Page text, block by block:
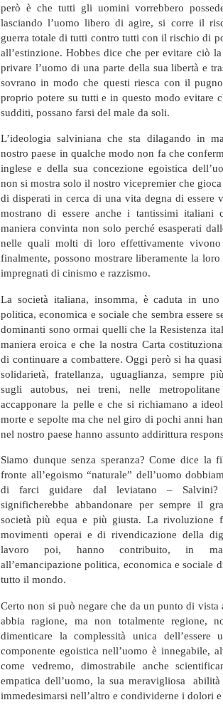
però è che tutti gli uomini vorrebbero
lasciando l’uomo libero di agire, si corre il
guerra totale di tutti contro tutti con il rischio di
all’estinzione. Hobbes dice che per evitare ciò
privare l’uomo di una parte della sua libertà e
sovrano in modo che questi riesca con il
proprio potere su tutti e in questo modo evitare
sudditi, possano farsi del male da soli.
L’ideologia salviniana che sta dilagando in
nostro paese in qualche modo non fa che
inglese e della sua concezione egoistica
non si mostra solo il nostro vicepremier che
di disperati in cerca di una vita degna di essere
mostrano di essere anche i tantissimi italiani
maniera convinta non solo perché esasperati
nelle quali molti di loro effettivamente vivono
finalmente, possono mostrare liberamente la
impregnati di cinismo e razzismo.
La società italiana, insomma, è caduta in uno
politica, economica e sociale che sembra essere
dominanti sono ormai quelli che la Resistenza
maniera eroica e che la nostra Carta
di continuare a combattere. Oggi però si ha
solidarietà, fratellanza, uguaglianza, sempre
sugli autobus, nei treni, nelle
accapponare la pelle e che si richiamano a
morte e sepolte ma che nel giro di pochi anni
nel nostro paese hanno assunto addirittura
Siamo dunque senza speranza? Come dice la
fronte all’egoismo “naturale” dell’uomo
di farci guidare dal leviatano – Salvini?
significherebbe abbandonare per sempre il
società più equa e più giusta. La rivoluzione
movimenti operai e di rivendicazione della
lavoro poi, hanno contribuito, in
all’emancipazione politica, economica e sociale
tutto il mondo.
Certo non si può negare che da un punto di
abbia ragione, ma non totalmente regione,
dimenticare la complessità unica
componente egoistica nell’uomo è innegabile,
come vedremo, dimostrabile anche
empatica dell’uomo, la sua meravigliosa
immedesimarsi nell’altro e condividerne i dolori